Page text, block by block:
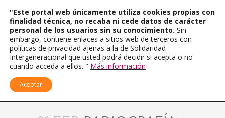
"Este portal web únicamente utiliza cookies propias con
finalidad técnica, no recaba ni cede datos de carácter
personal de los usuarios sin su conocimiento. Sin
embargo, contiene enlaces a sitios web de terceros con
políticas de privacidad ajenas a la de Solidaridad
Intergeneracional que usted podrá decidir si acepta o no
cuando acceda a ellos. " Más información
Aceptar